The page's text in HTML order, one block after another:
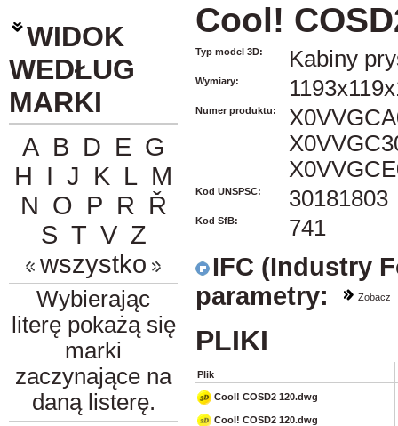
WIDOK
WEDŁUG
MARKI
A B D E G
H I J K L M
N O P R Ř
S T V Z
wszystko
Wybierając
literę pokażą się
marki
zaczynające na
daną listerę.
Cool!
Typ model 3D: Kabiny
Wymiary:
Numer produktu:
Kod UNSPSC: 30181803
Kod SfB: 741
IFC (Industry
parametry:
Zobacz
PLIKI
Plik
Cool! COSD2 120.dwg
Cool! COSD2 120.dwg